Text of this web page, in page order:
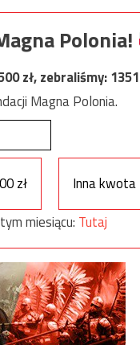
Polonia!
zł, zebraliśmy:1351
Magna Polonia.
zł
Inna kwota
miesiącu: Tutaj